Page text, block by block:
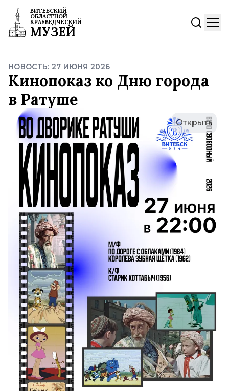
ВИТЕБСКИЙ
ОБЛАСТНОЙ
КРАЕВЕДЧЕСКИЙ
МУЗЕЙ
НОВОСТЬ: 27 ИЮНЯ 2026
Кинопоказ ко Дню города
в Ратуше
Открыть